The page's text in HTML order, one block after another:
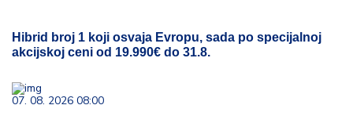
Hibrid broj 1 koji osvaja Evropu, sada po specijalnoj
akcijskoj ceni od 19.990€ do 31.8.
07. 08. 2026 08:00